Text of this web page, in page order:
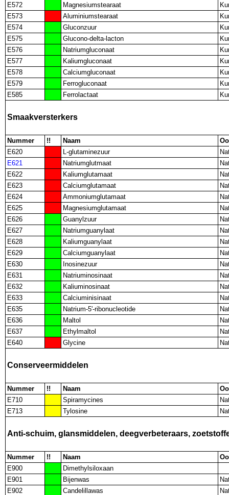
E572
Magnesiumstearaat
E573
Aluminiumstearaat
E574
Gluconzuur
E575
Glucono-delta-lacton
E576
Natriumgluconaat
E577
Kaliumgluconaat
E578
Calciumgluconaat
E579
Ferrogluconaat
E585
Ferrolactaat
Smaakversterkers
Nummer !! Naam
E620
L-glutaminezuur
E621
Natriumglutmaat
E622
Kaliumglutamaat
E623
Calciumglutamaat
E624
Ammoniumglutamaat
E625
Magnesiumglutamaat
E626
Guanylzuur
E627
Natriumguanylaat
E628
Kaliumguanylaat
E629
Calciumguanylaat
E630
Inosinezuur
E631
Natriuminosinaat
E632
Kaliuminosinaat
E633
Calciuminisinaat
E635
Natrium-5'-ribonucleotide
E636
Maltol
E637
Ethylmaltol
E640
Glycine
Conserveermiddelen
Nummer !! Naam
E710
Spiramycines
E713
Tylosine
Anti-schuim, glansmiddelen, deegverbeteraars,
Nummer !! Naam
E900
Dimethylsiloxaan
E901
Bijenwas
E902
Candelillawas